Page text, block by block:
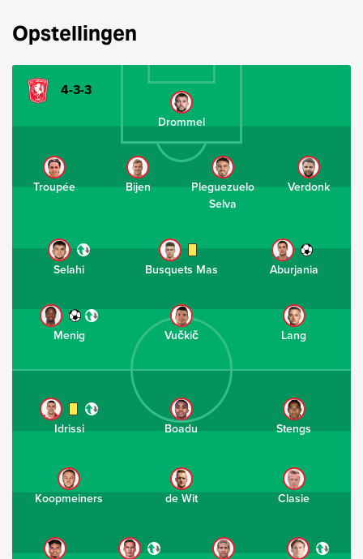
Opstellingen
4-3-3
Drommel
Troupée Bijen
Pleguezuelo
Selva
Verdonk
Selahi Busquets Mas Aburjania
Menig Vučkič Lang
Clasie
de Wit
Koopmeiners
Stengs
Boadu
Idrissi